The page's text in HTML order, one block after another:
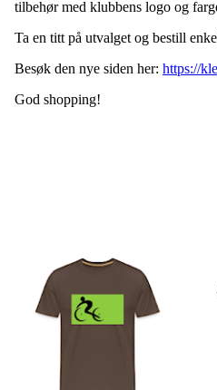
tilbehør med klubbens logo og
Ta en titt på utvalget og bestill
Besøk den nye siden her: https://
God shopping!